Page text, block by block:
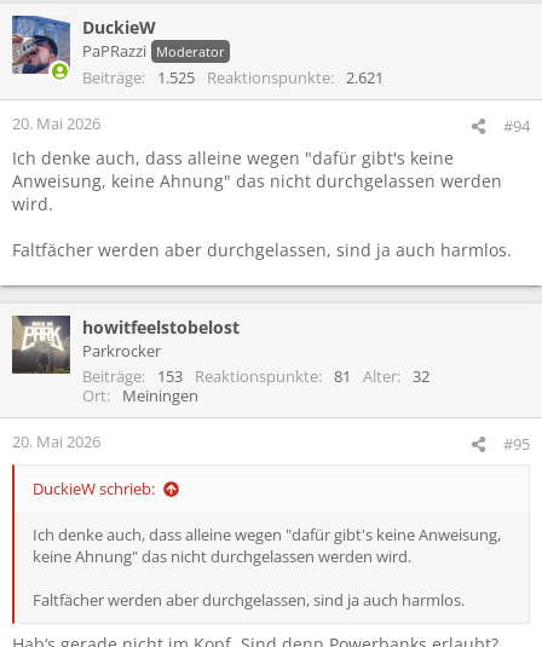
DuckieW
PaPRazzi Moderator
Beiträge 1.525 Reaktionspunkte 2.621
20. Mai 2026 #94
Ich denke auch, dass alleine wegen "dafür gibt's keine
Anweisung, keine Ahnung" das nicht durchgelassen werden
wird.
Faltfächer werden aber durchgelassen, sind ja auch harmlos.
howitfeelstobelost
Parkrocker
Beiträge
153 Reaktionspunkte 81 Alter
32
Ort
Meiningen
20. Mai 2026 #95
DuckieW schrieb:
Ich denke auch, dass alleine wegen "dafür gibt's keine Anweisung,
keine Ahnung" das nicht durchgelassen werden wird.
Faltfächer werden aber durchgelassen, sind ja auch harmlos.